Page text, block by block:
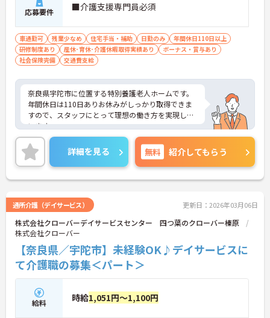
応募要件 ■介護支援専門員必須
車通勤可 残業少なめ 住宅手当・補助 日勤のみ
年間休日110日以上
研修制度あり
産休･育休･介護休暇取得実績あり
ボーナス・賞与あり
社会保険完備
交通費支給
奈良県宇陀市に位置する特別養護老人ホームです。
年間休日は110日ありお休みがしっかり取得できま
すので、スタッフにとって理想の働き方を実現して
います。
昇給や賞与制度があり頑張りが評価されてしっかり
と職員に還元されます。
ご興味のある方には、面接対策ポイントなど、さら
に詳細をお話しいたしますのでお気軽にご相談くだ
さい！
詳細を見る 無料 紹介してもらう
通所介護（デイサービス） 更新日：2026年03月06日
株式会社クローバーデイサービスセンター 四つ葉のクローバー榛原
株式会社クローバー
【奈良県／宇陀市】未経験OK♪デイサービスに
て介護職の募集＜パート＞
給料 時給1,051円～1,100円